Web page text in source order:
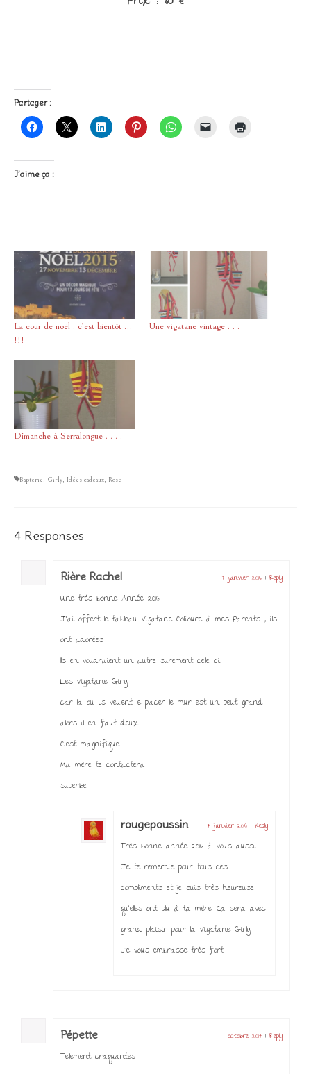
Partager :
J’aime ça :
La cour de noël : c’est bientôt …
!!!
Une vigatane vintage . . .
Dimanche à Serralongue . . . .
Baptême, Girly, Idées cadeaux, Rose
4 Responses
Rière Rachel 7 janvier 2016 | Reply
Une très bonne Année 2016
J’ai offert le tableau Vigatane Collioure à mes Parents , ils
ont adorées
Ils en voudraient un autre surement celle ci
Les Vigatane Girly
car la ou ils veulent le placer le mur est un peut grand
alors il en faut deux
C’est magnifique
Ma mère te contactera
superbe
rougepoussin 7 janvier 2016 | Reply
Très bonne année 2016 à vous aussi.
Je te remercie pour tous ces
compliments et je suis très heureuse
qu’elles ont plu à ta mère. Ca sera avec
grand plaisir pour la Vigatane Girly !
Je vous embrasse très fort
Pépette 1 octobre 2014 | Reply
Tellement craquantes